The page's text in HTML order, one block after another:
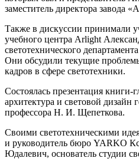
заместитель директора завода
Также в дискуссии принимали
учебного центра Arlight
светотехнического
Они обсудили текущие
кадров в сфере светотехники.
Состоялась презентация книги-
архитектура и световой дизайн
профессора Н. И. Щепеткова.
Своими светотехническими
и руководитель бюро YARKO
Юдалевич, основатель студии